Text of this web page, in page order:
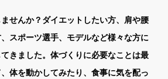
せんか？ダイエットしたい方、肩や腰
スポーツ選手、モデルなど様々な方に
きました。体づくりに必要なことは最
体を動かしてみたり、食事に気を配っ